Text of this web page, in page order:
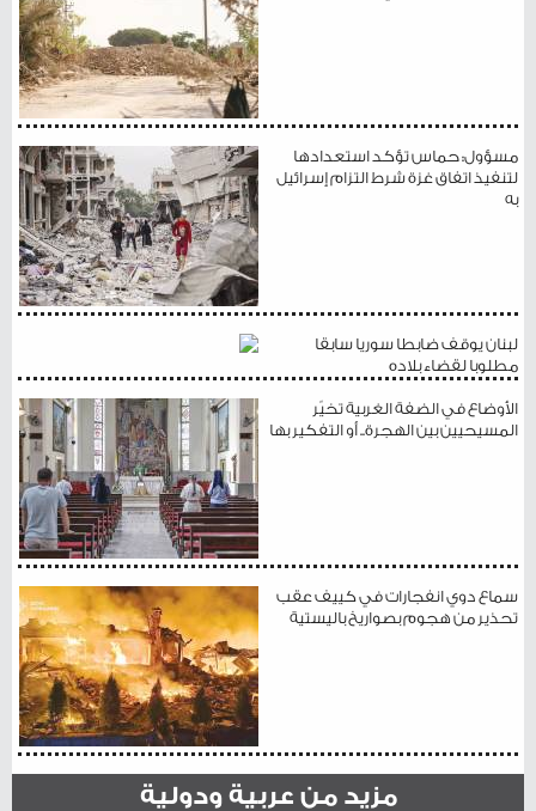
مسؤول: حماس تؤكد استعدادها
لتنفيذ اتفاق غزة شرط التزام إسرائيل
به
لبنان يوقف ضابطا سوريا سابقا
مطلوبا لقضاء بلاده
الأوضاع في الضفة الغربية تخيّر
المسيحيين بين الهجرة.. أو التفكير بها
سماع دوي انفجارات في كييف عقب
تحذير من هجوم بصواريخ باليستية
مزيد من عربية ودولية